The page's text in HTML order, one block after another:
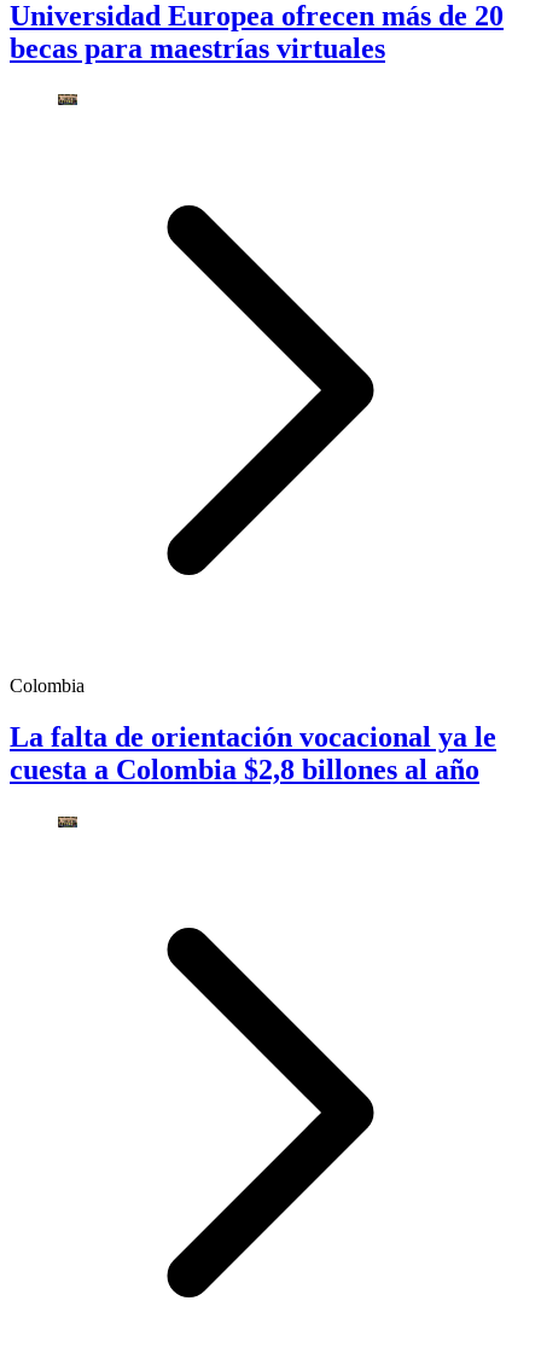
Universidad Europea ofrecen más de 20
becas para maestrías virtuales
Colombia
La falta de orientación vocacional ya le
cuesta a Colombia $2,8 billones al año